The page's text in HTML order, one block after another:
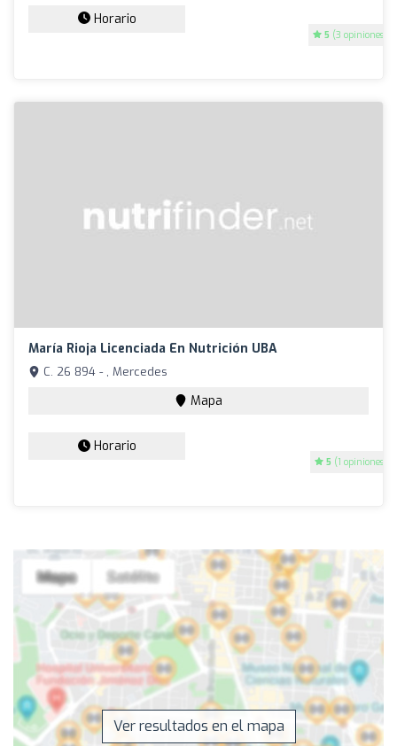
5 (3 opiniones)
Horario
María Rioja Licenciada En Nutrición UBA
5 (1 opiniones)
C. 26 894 - , Mercedes
Mapa
Horario
Ver resultados en el mapa